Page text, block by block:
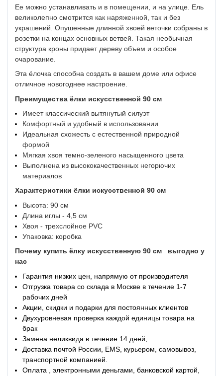
Ее можно устанавливать и в помещении, и на улице. Ель
великолепно смотрится как наряженной, так и без
украшений. Опушенные длинной хвоей веточки собраны в
розетки на концах основных ветвей. Такая необычная
структура кроны придает дереву объем и особое
очарование.
Эта ёлочка способна создать в вашем доме или офисе
отличное новогоднее настроение.
Преимущества ёлки искусственной 90 см
Имеет классический вытянутый силуэт
Комфортный и удобный в использовании
Идеальная схожесть с естественной природной
формой
Мягкая хвоя темно-зеленого насыщенного цвета
Выполнена из высококачественных негорючих
материалов
Характеристики ёлки искусственной 90 см
Высота: 90 см
Длина иглы - 4,5 см
Хвоя - трехслойное PVC
Упаковка: коробка
Почему купить ёлку искусственную 90 см
выгодно у
нас
Гарантия низких цен, напрямую от производителя
Отгрузка товара со склада в Москве в течение 1-7
рабочих дней
Акции, скидки и подарки для постоянных клиентов
Двухуровневая проверка каждой единицы товара на
брак
Замена неликвида в течение 14 дней,
Доставка почтой России, EMS, курьером, самовывоз,
транспортной компанией.
Оплата , электронными деньгами, банковской картой,